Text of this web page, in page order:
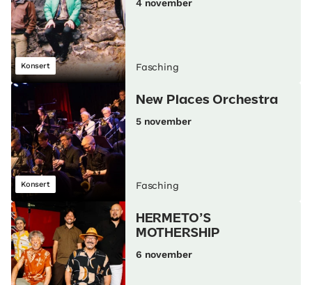
Konsert
4 november
Fasching
Konsert
New Places Orchestra
5 november
Fasching
HERMETO’S
MOTHERSHIP
6 november